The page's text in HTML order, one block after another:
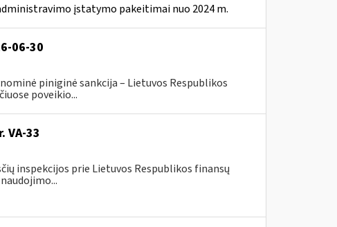
įstatymo pakeitimai nuo 2024 m.
06-30
piniginė sankcija – Lietuvos Respublikos
poveikio...
VA-33
inspekcijos prie Lietuvos Respublikos finansų